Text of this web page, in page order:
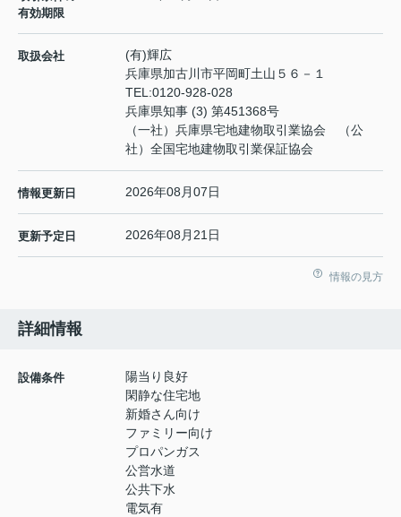
有効期限
取扱会社
(有)輝広
兵庫県加古川市平岡町土山５６－１
TEL:0120-928-028
兵庫県知事 (3) 第451368号
（一社）兵庫県宅地建物取引業協会 （公
社）全国宅地建物取引業保証協会
情報更新日 2026年08月07日
更新予定日 2026年08月21日
情報の見方
詳細情報
設備条件
陽当り良好
閑静な住宅地
新婚さん向け
ファミリー向け
プロパンガス
公営水道
公共下水
電気有